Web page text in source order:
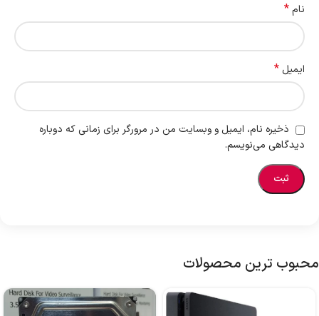
نام*
ایمیل *
ذخیره نام، ایمیل و وبسایت من در مرورگر برای زمانی که دوباره
دیدگاهی می‌نویسم.
محبوب ترین محصولات